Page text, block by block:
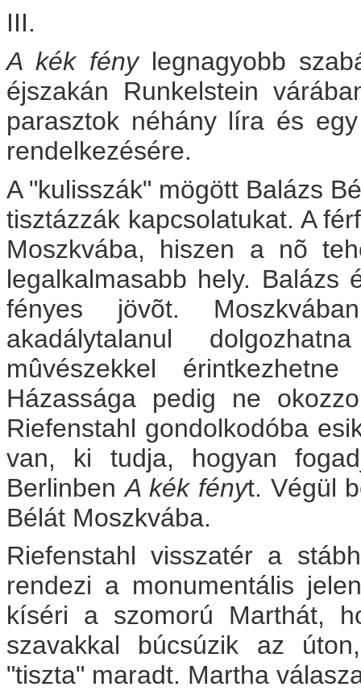
III.
A kék fénylegnagyobb
éjszakán Runkelstein
parasztok néhány líra és
rendelkezésére.
A "kulisszák" mögött Balázs
tisztázzák kapcsolatukat. A
Moszkvába, hiszen a nõ
legalkalmasabb hely. Balázs
fényes jövõt.
akadálytalanul
mûvészekkel
Házassága pedig ne
Riefenstahl gondolkodóba
van, ki tudja, hogyan
BerlinbenA kék fényt. Végül
Bélát Moszkvába.
Riefenstahl visszatér a
rendezi a monumentális
kíséri a szomorú Marthát,
szavakkal búcsúzik az
"tiszta" maradt. Martha